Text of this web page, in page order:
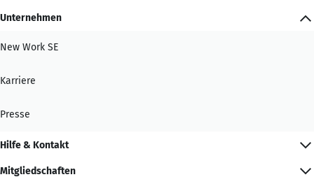
Unternehmen
New Work SE
Karriere
Presse
Hilfe & Kontakt
Mitgliedschaften